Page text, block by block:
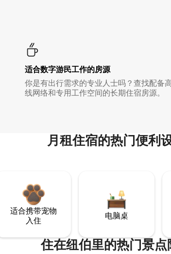
适合数字游民工作的房源
你是有出行需求的专业人士吗？查找配备
线网络和专用工作空间的长期住宿房源。
月租住宿的热门便利
适合携带宠物
入住
电脑桌
住在纽伯里的热门景点